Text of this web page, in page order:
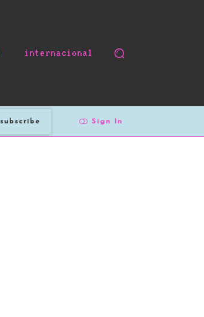
internacional
subscribe Sign In